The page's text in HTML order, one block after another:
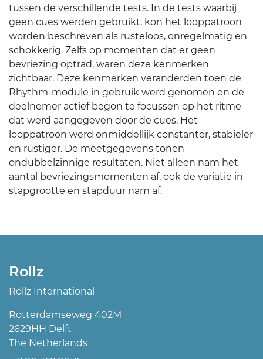
tussen de verschillende tests. In de tests waarbij
geen cues werden gebruikt, kon het looppatroon
worden beschreven als rusteloos, onregelmatig en
schokkerig. Zelfs op momenten dat er geen
bevriezing optrad, waren deze kenmerken
zichtbaar. Deze kenmerken veranderden toen de
Rhythm-module in gebruik werd genomen en de
deelnemer actief begon te focussen op het ritme
dat werd aangegeven door de cues. Het
looppatroon werd onmiddellijk constanter, stabieler
en rustiger. De meetgegevens tonen
ondubbelzinnige resultaten. Niet alleen nam het
aantal bevriezingsmomenten af, ook de variatie in
stapgrootte en stapduur nam af.
Rollz
Rollz International
Rotterdamseweg 402M
2629HH Delft
The Netherlands